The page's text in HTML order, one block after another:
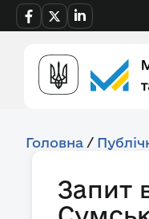
Головна /
Запит